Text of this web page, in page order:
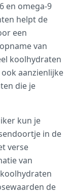
en omega-9
helpt de
een
van
koolhydraten
aanzienlijke
die je
kun je
in de
verse
van
de